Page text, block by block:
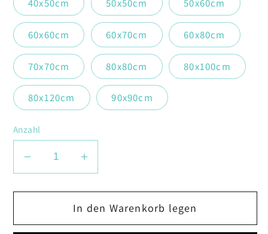
40x50cm 50x50cm 50x60cm
60x60cm 60x70cm 60x80cm
70x70cm 80x80cm 80x100cm
80x120cm 90x90cm
Anzahl
Verringere
Menge
Kolibri
Erhöhe
Menge
für
Kolibri
In den Warenkorb legen